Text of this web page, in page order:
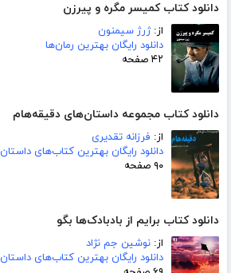
دانلود کتاب کمیسر مگره و پیرزن
از:ژرژ سیمنون
دانلود رایگان بهترین رمان‌ها
۴۲ صفحه
دانلود کتاب مجموعه داستان‌های دقیقه‌هام
از: فرزانه تقدیری
دانلود رایگان بهترین کتاب‌های داستان
۹۰ صفحه
دانلود کتاب برایم از بادبادک‌ها بگو
از: نوشین جم نژاد
دانلود رایگان بهترین کتاب‌های داستان